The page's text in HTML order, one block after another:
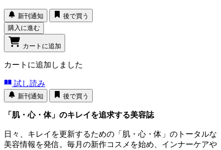
新刊通知
後で買う
購入に進む
カートに追加
カートに追加しました
試し読み
新刊通知 後で買う
「肌・心・体」のキレイを追求する美容誌
日々、キレイを更新するための「肌・心・体」のトータルな
美容情報を発信。毎月の新作コスメを始め、インナーケアや